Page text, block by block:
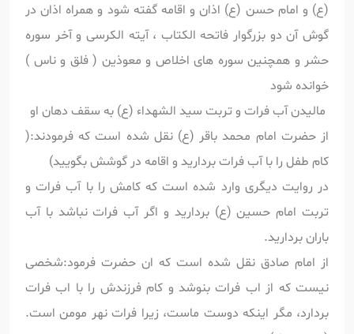
(ع) و امام حسن (ع) اذان و اقامه گفته شود و همراه اذان در
گوش آن دو بزرگوار فاتحه الکتاب ، آیته الکرسی و آخر سوره
حشر و همچنین سوره های اخلاص و معوذین ( فلق و ناس )
خوانده شود
مالیدن آب فرات و تربت سید الشهداء (ع) به سقف دهان او
از حضرت امام محمد باقر (ع) نقل شده است که فرمودند:(
کام طفل را با آب فرات بردارید و اقامه در گوشش بگویید)
در روایت دیگری وارد شده است که کامش را با آب فرات و
تربت امام حسین (ع) بردارید و اگر آب فرات نباشد با آب
باران بردارید.
از امام صادق نقل شده است که ان حضرت فرمود:شخصی
نیست که از اب فرات بنوشد و کام فرزندش را با اب فرات
بردارد، مگر اینکه دوست ماست، زیرا فرات نهر مومن است.